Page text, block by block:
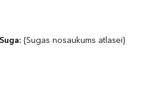
Suga: {Sugas nosaukums atlasei}